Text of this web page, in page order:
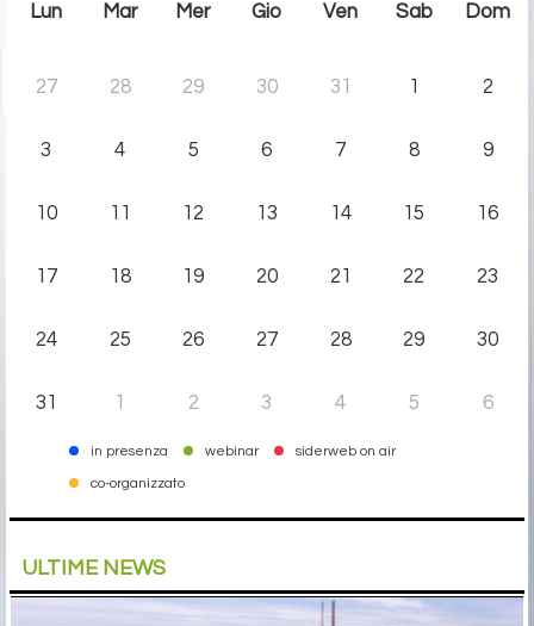
Lun Mar Mer Gio Ven Sab Dom
27 28 29 30 31 1 2
3 4 5 6 7 8 9
10 11 12 13 14 15 16
17 18 19 20 21 22 23
24 25 26 27 28 29 30
31 1 2 3 4 5 6
in presenza webinar siderweb on air
co-organizzato
ULTIME NEWS